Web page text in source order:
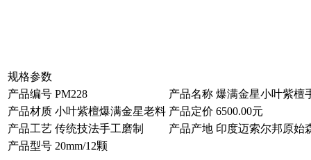
规格参数
产品编号 PM228 产品名称 爆满金星小叶紫檀
产品材质 小叶紫檀爆满金星老料 产品定价 6500.00元
产品工艺 传统技法手工磨制 产品产地 印度迈索尔邦原始
产品型号 20mm/12颗